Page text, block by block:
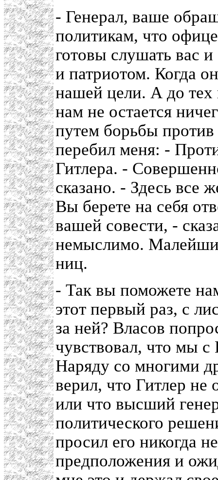
- Генерал, ваше
политикам, что
готовы слушать вас и
и патриотом. Когда
нашей цели. А до
нам не остается
путем борьбы
перебил меня: -
Гитлера. -
сказано. - Здесь все
Вы берете на себя
вашей совести, -
немыслимо.
ниц.
- Так вы поможете
этот первый раз, с
за ней? Власов
чувствовал, что мы
Наряду со многими
верил, что Гитлер не
или что высший
политического
просил его никогда
предположения и